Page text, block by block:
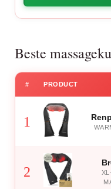
Beste
# PRODUCT
1
2